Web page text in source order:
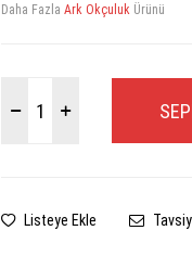
Daha Fazla Ark Okçuluk Ürünü
Listeye Ekle